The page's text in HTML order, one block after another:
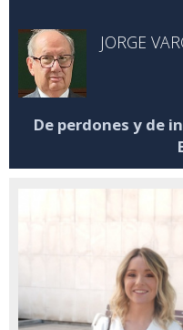
JORGE
De perdones y de